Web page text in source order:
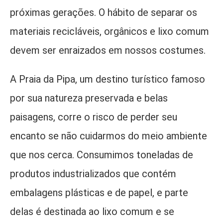
próximas gerações. O hábito de separar os
materiais recicláveis, orgânicos e lixo comum
devem ser enraizados em nossos costumes.
A Praia da Pipa, um destino turístico famoso
por sua natureza preservada e belas
paisagens, corre o risco de perder seu
encanto se não cuidarmos do meio ambiente
que nos cerca. Consumimos toneladas de
produtos industrializados que contém
embalagens plásticas e de papel, e parte
delas é destinada ao lixo comum e se